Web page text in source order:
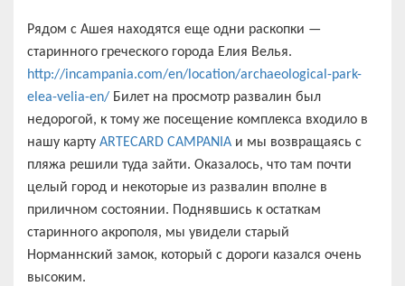
Рядом с Ашея находятся еще одни раскопки —
старинного греческого города Елия Велья.
http://incampania.com/en/location/archaeological-park-
elea-velia-en/ Билет на просмотр развалин был
недорогой, к тому же посещение комплекса входило в
нашу карту ARTECARD CAMPANIA и мы возвращаясь с
пляжа решили туда зайти. Оказалось, что там почти
целый город и некоторые из развалин вполне в
приличном состоянии. Поднявшись к остаткам
старинного акрополя, мы увидели старый
Норманнский замок, который с дороги казался очень
высоким.